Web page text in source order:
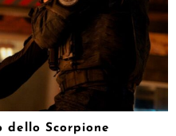
dello Scorpione